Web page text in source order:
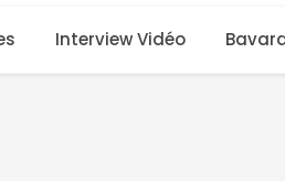
Interview Vidéo